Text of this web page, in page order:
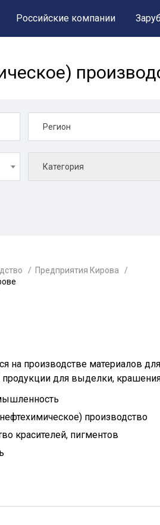
Российские компании
Регион
Категория
Предприятия Кирова
на производстве материалов
продукции для выделки,
производство
красителей, пигментов